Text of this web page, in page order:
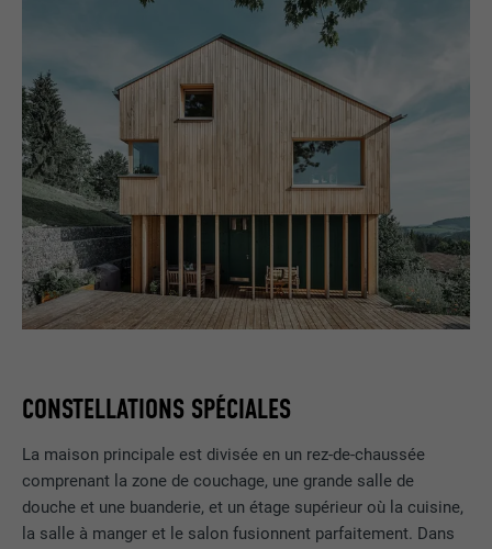
CONSTELLATIONS SPÉCIALES
La maison principale est divisée en un rez-de-chaussée
comprenant la zone de couchage, une grande salle de
douche et une buanderie, et un étage supérieur où la cuisine,
la salle à manger et le salon fusionnent parfaitement. Dans